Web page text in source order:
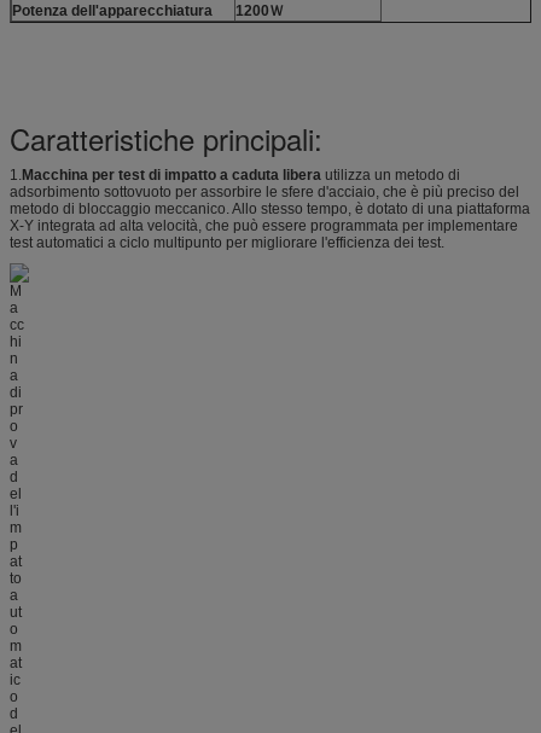
Potenza dell'apparecchiatura
1200Ｗ
Caratteristiche principali:
1.Macchina per test di impatto a caduta libera utilizza un metodo di
adsorbimento sottovuoto per assorbire le sfere d'acciaio, che è più preciso del
metodo di bloccaggio meccanico. Allo stesso tempo, è dotato di una piattaforma
X-Y integrata ad alta velocità, che può essere programmata per implementare
test automatici a ciclo multipunto per migliorare l'efficienza dei test.